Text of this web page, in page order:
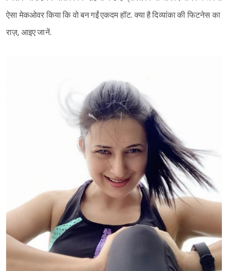
ऐसा मेकओवर किया कि वो बन गईं एकदम हॉट. क्या है दिव्यांका की फिटनेस का
राज़, आइए जानें.